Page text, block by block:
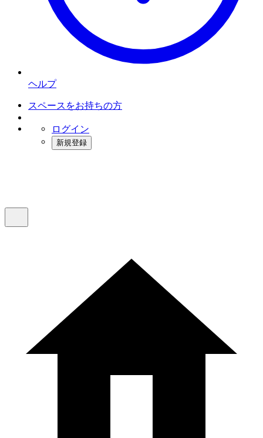
ヘルプ
スペースをお持ちの方
ログイン
新規登録